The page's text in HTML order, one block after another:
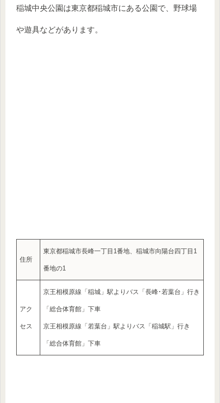
稲城中央公園は東京都稲城市にある公園で、野球場
や遊具などがあります。
住所
東京都稲城市長峰一丁目1番地、稲城市向陽台四丁目1
番地の1
アク
セス
京王相模原線「稲城」駅よりバス「長峰･若葉台」行き
「総合体育館」下車
京王相模原線「若葉台」駅よりバス「稲城駅」行き
「総合体育館」下車